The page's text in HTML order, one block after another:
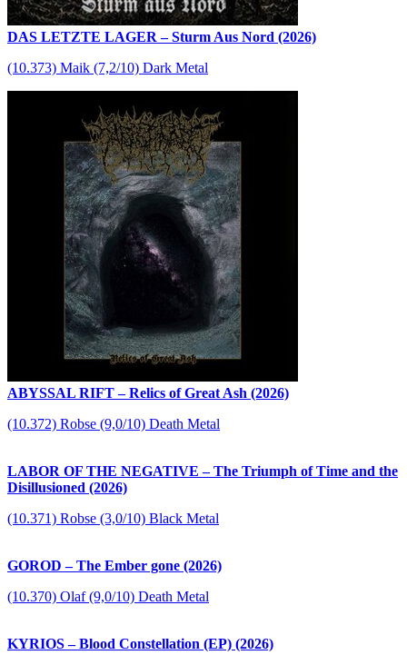
DAS LETZTE LAGER – Sturm Aus Nord (2026)
(10.373) Maik (7,2/10) Dark Metal
ABYSSAL RIFT – Relics of Great Ash (2026)
(10.372) Robse (9,0/10) Death Metal
LABOR OF THE NEGATIVE – The Triumph of Time and the
Disillusioned (2026)
(10.371) Robse (3,0/10) Black Metal
GOROD – The Ember gone (2026)
(10.370) Olaf (9,0/10) Death Metal
KYRIOS – Blood Constellation (EP) (2026)